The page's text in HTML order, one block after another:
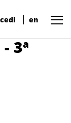
en
3ª